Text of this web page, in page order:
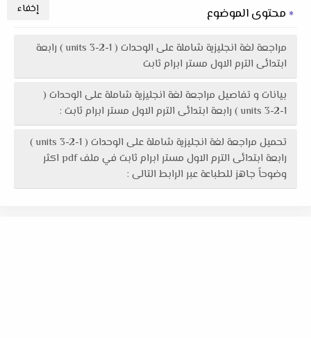
محتوى الموضوع
مراجعة لغة انجليزية شاملة على الوحدات ( units 3-2-1 ) رابعة
ابتدائى الترم الاول مستر ابرام ثابت
بيانات و تفاصيل مراجعة لغة انجليزية شاملة على الوحدات (
units 3-2-1 ) رابعة ابتدائى الترم الاول مستر ابرام ثابت :
تحميل مراجعة لغة انجليزية شاملة على الوحدات ( units 3-2-1 )
رابعة ابتدائى الترم الاول مستر ابرام ثابت في ملف pdf اكثر
وضوحاً جاهز للطباعة عبر الرابط التالى :